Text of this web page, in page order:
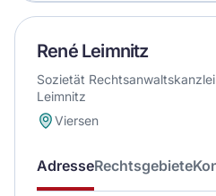
René Leimnitz
Sozietät
Leimnitz
Viersen
AdresseRechtsgebiete